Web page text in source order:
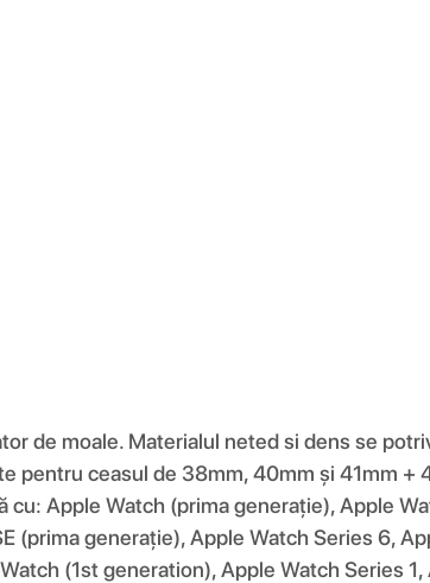
de moale. Materialul neted si dens se
pentru ceasul de 38mm, 40mm și 41mm +
Apple Watch (prima generație), Apple
generație), Apple Watch Series 6,
(1st generation), Apple Watch Series